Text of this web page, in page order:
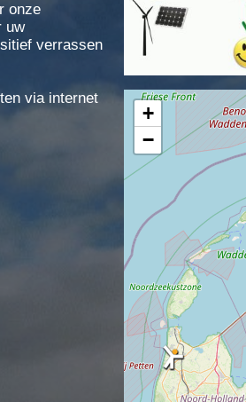
onze
uw
verrassen
via internet
+
−